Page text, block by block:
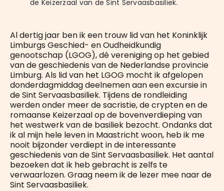
de Keizerzaal van de Sint Servaasbasiliek.
Al dertig jaar ben ik een trouw lid van het Koninklijk
Limburgs Geschied- en Oudheidkundig
genootschap (LGOG), dé vereniging op het gebied
van de geschiedenis van de Nederlandse provincie
Limburg. Als lid van het LGOG mocht ik afgelopen
donderdagmiddag deelnemen aan een excursie in
de Sint Servaasbasiliek. Tijdens de rondleiding
werden onder meer de sacristie, de crypten en de
romaanse Keizerzaal op de bovenverdieping van
het westwerk van de basiliek bezocht. Ondanks dat
ik al mijn hele leven in Maastricht woon, heb ik me
nooit bijzonder verdiept in de interessante
geschiedenis van de Sint Servaasbasiliek. Het aantal
bezoeken dat ik heb gebracht is zelfs te
verwaarlozen. Graag neem ik de lezer mee naar de
Sint Servaasbasiliek.